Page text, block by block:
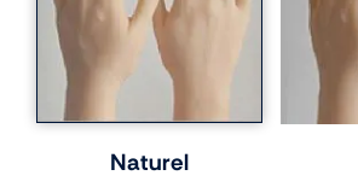
Naturel